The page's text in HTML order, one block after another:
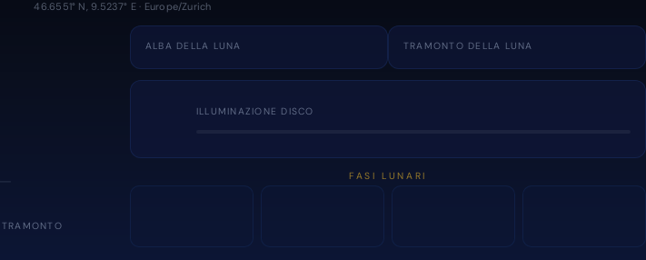
46.6551° N, 9.5237° E · Europe/Zurich
TRAMONTO
ALBA DELLA LUNA TRAMONTO DELLA LUNA
ILLUMINAZIONE DISCO
FASI LUNARI